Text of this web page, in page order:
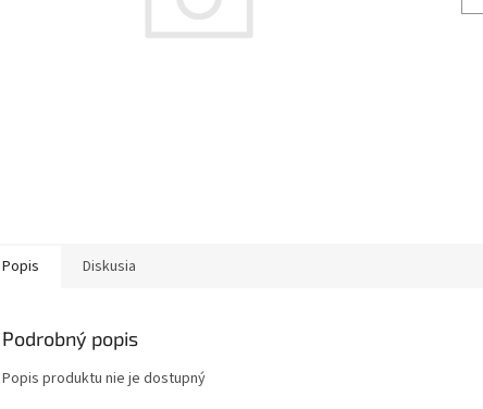
Popis Diskusia
Podrobný popis
Popis produktu nie je dostupný